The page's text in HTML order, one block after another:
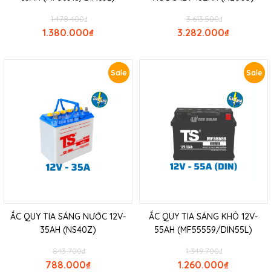
₫
1.478.400
₫
1.380.000
₫
3.613.500
₫
3.282.000
Sale
ẮC QUY TIA SÁNG NƯỚC 12V-
35AH (NS40Z)
₫
843.700
₫
788.000
Sale
ẮC QUY TIA SÁNG KHÔ 12V-
55AH (MF55559/DIN55L)
₫
1.349.700
₫
1.260.000